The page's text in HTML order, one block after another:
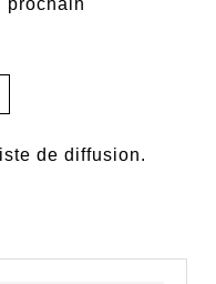
prochain
de diffusion.